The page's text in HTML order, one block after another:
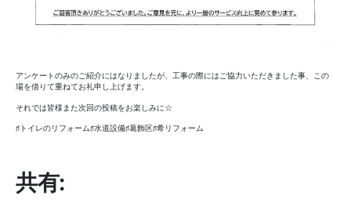
アンケートのみのご紹介にはなりましたが、工事の際にはご協力いただきました事、この
場を借りて重ねてお礼申し上げます。
それでは皆様また次回の投稿をお楽しみに☆
♯トイレのリフォーム♯水道設備♯葛飾区♯希リフォーム
共有: